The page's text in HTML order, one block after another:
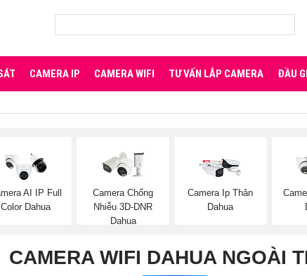
CAMERA IP CAMERA WIFI TƯ VẤN LẮP CAMERA ĐẦU
AI IP Full
Color Dahua
Camera Chống
Nhiễu 3D-DNR
Dahua
Camera Ip Thân
Dahua
CAMERA WIFI DAHUA NGOÀI